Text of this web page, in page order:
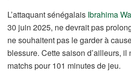
L’attaquant sénégalais Ibrahima
30 juin 2025, ne devrait pas
ne souhaitent pas le garder à
blessure. Cette saison d’ailleurs, il
matchs pour 101 minutes de jeu.